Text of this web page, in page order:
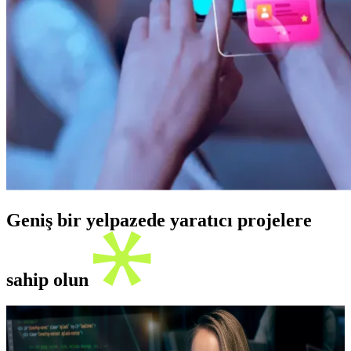
Geniş bir yelpazede yaratıcı projelere
sahip olun